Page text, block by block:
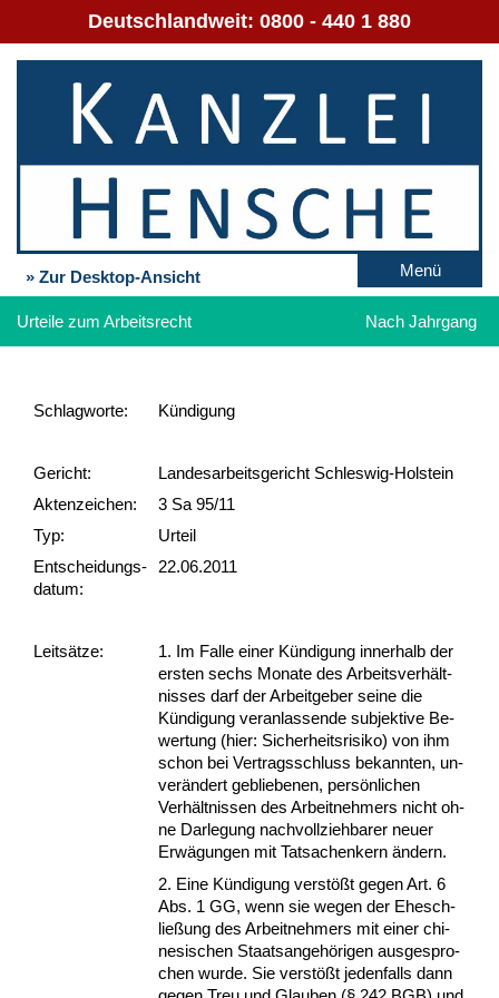
Deutschlandweit: 0800 - 440 1 880
» Zur Desktop-Ansicht Menü
Urteile zum Arbeitsrecht Nach Jahrgang
Schlag­worte: Kündigung
Gericht:
Landesarbeitsgericht Schleswig-Holstein
Akten­zeichen:
3 Sa 95/11
Typ:
Urteil
Ent­scheid­ungs­
datum:
22.06.2011
Leit­sätze:
1. Im Fal­le ei­ner Kündi­gung in­ner­halb der
ers­ten sechs Mo­na­te des Ar­beits­verhält­
nis­ses darf der Ar­beit­ge­ber sei­ne die
Kündi­gung ver­an­las­sen­de sub­jek­ti­ve Be­
wer­tung (hier: Si­cher­heits­ri­si­ko) von ihm
schon bei Ver­trags­schluss be­kann­ten, un­
verändert ge­blie­be­nen, persönli­chen
Verhält­nis­sen des Ar­beit­neh­mers nicht oh­
ne Dar­le­gung nach­voll­zieh­ba­rer neu­er
Erwägun­gen mit Tat­sa­chen­kern ändern.
2. Ei­ne Kündi­gung verstößt ge­gen Art. 6
Abs. 1 GG, wenn sie we­gen der Ehe­sch­
ließung des Ar­beit­neh­mers mit ei­ner chi­
ne­si­schen Staats­an­gehöri­gen aus­ge­spro­
chen wur­de. Sie verstößt je­den­falls dann